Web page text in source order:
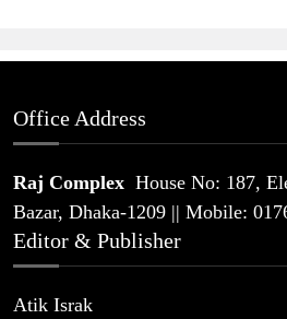
Office Address
Raj Complex House No: 187,
Bazar, Dhaka-1209 || Mobile:
Editor & Publisher
Atik Israk